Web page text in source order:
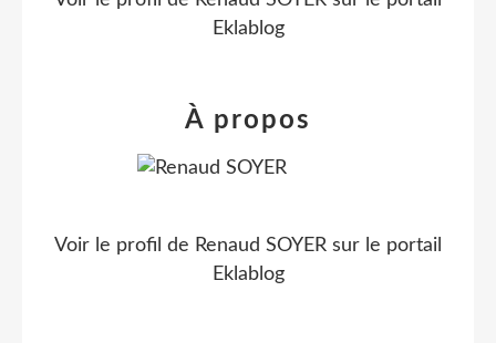
Eklablog
À propos
Voir le profil de Renaud SOYER sur le portail
Eklablog